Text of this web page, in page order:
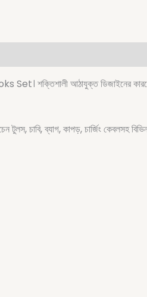
আঠাযুক্ত ডিজাইনের কারণে
টুলস, চাবি, ব্যাগ, কাপড়, চার্জিং কেবলসহ